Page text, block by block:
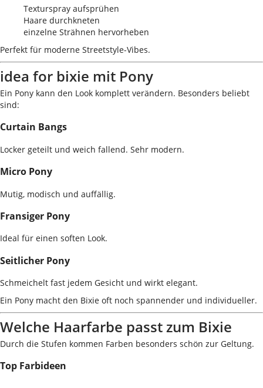
Texturspray aufsprühen
Haare durchkneten
einzelne Strähnen hervorheben
Perfekt für moderne Streetstyle-Vibes.
idea for bixie mit Pony
Ein Pony kann den Look komplett verändern. Besonders beliebt
sind:
Curtain Bangs
Locker geteilt und weich fallend. Sehr modern.
Micro Pony
Mutig, modisch und auffällig.
Fransiger Pony
Ideal für einen soften Look.
Seitlicher Pony
Schmeichelt fast jedem Gesicht und wirkt elegant.
Ein Pony macht den Bixie oft noch spannender und individueller.
Welche Haarfarbe passt zum Bixie
Durch die Stufen kommen Farben besonders schön zur Geltung.
Top Farbideen